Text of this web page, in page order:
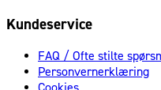
Kundeservice
FAQ / Ofte stilte
Personvernerklæring